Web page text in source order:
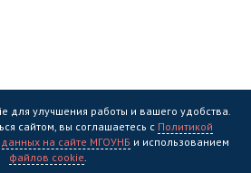
бюджетное учреждение культуры
для улучшения работы и вашего удобства.
сайтом, вы соглашаетесь с Политикой
на сайте МГОУНБ и использованием
файлов cookie.